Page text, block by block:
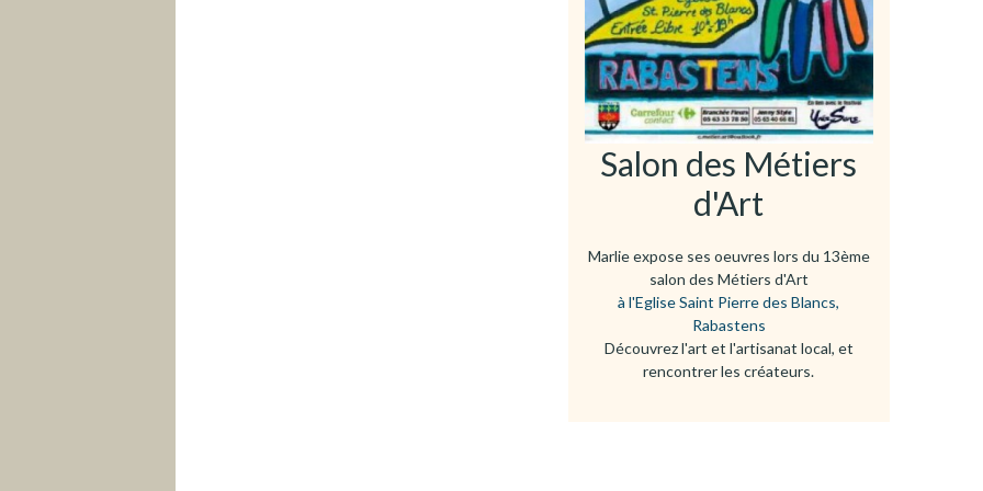
Salon des Métiers
d'Art
Marlie expose ses oeuvres lors du 13ème
salon des Métiers d'Art
à l'Eglise Saint Pierre des Blancs,
Rabastens
Découvrez l'art et l'artisanat local, et
rencontrer les créateurs.